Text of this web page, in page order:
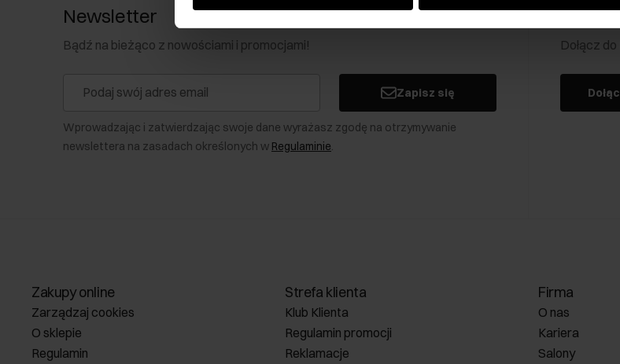
Newsletter
Bądź na bieżąco z nowościami i promocjami!
Zapisz się
Wprowadzając i zatwierdzając swoje dane wyrażasz zgodę na otrzymywanie
newslettera na zasadach określonych w Regulaminie.
Klub
Dołącz
Zakupy online
Zarządzaj cookies
O sklepie
Regulamin
Strefa klienta
Klub Klienta
Regulamin promocji
Reklamacje
Firma
O nas
Kariera
Salony